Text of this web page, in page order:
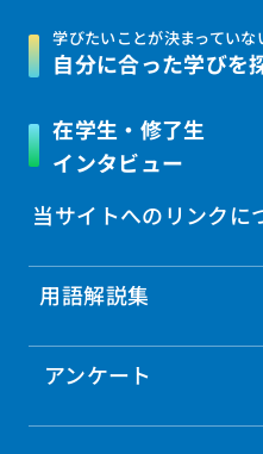
学びたいことが決まっていな
自分に合った学びを
在学生・修了生
インタビュー
当サイトへのリンクに
用語解説集
アンケート